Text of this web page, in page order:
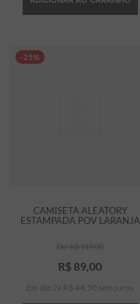
-25%
CAMISETA ALEATORY
ESTAMPADA POV LARANJA
R$119,00
R$ 89,00
Em até 2 x R$ 44 50 sem juros